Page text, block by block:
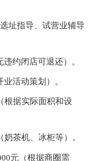
址指导、试营业辅导
约闭店可退还）。
活动策划）。
据实际面积和设
茶机、冰柜等）。
元（根据商圈需